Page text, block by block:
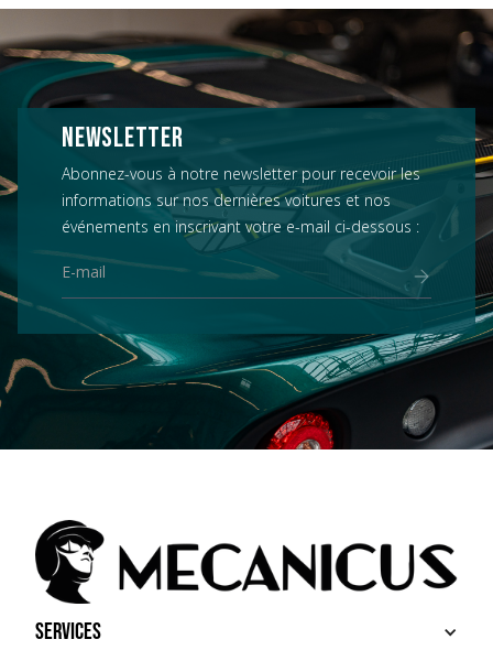
NEWSLETTER
Abonnez-vous à notre newsletter pour recevoir les
informations sur nos dernières voitures et nos
événements en inscrivant votre e-mail ci-dessous :
Services